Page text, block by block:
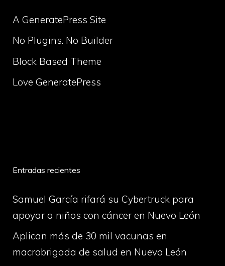
A GeneratePress Site
No Plugins. No Builder
Block Based Theme
Love GeneratePress
Entradas recientes
Samuel García rifará su Cybertruck para
apoyar a niños con cáncer en Nuevo León
Aplican más de 30 mil vacunas en
macrobrigada de salud en Nuevo León